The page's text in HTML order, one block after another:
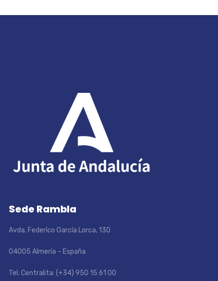
Sede Rambla
Avda. Federíco García Lorca, 130
04005 Almería – España
Tel. Centralita: (+34) 950 15 61 00